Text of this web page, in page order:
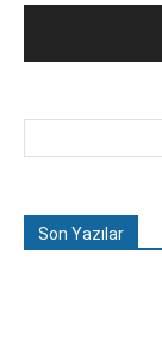
Son Yazılar